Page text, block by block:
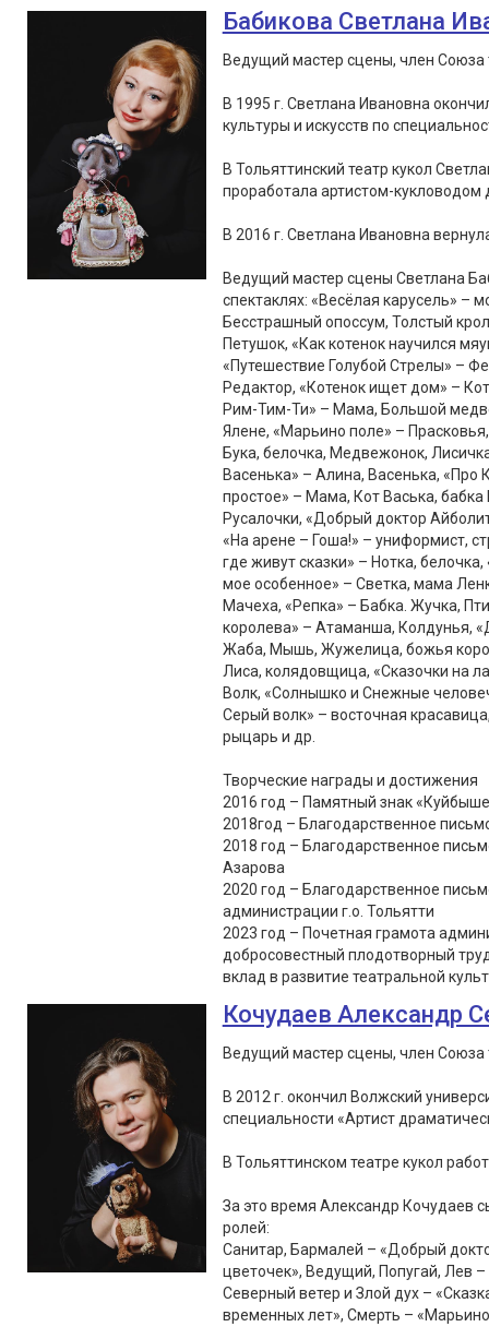
Бабикова Светлана
Ведущий мастер сцены, член Союза
В 1995 г. Светлана Ивановна
культуры и искусств по
В Тольяттинский театр кукол
проработала артистом-кукловодом
В 2016 г. Светлана Ивановна
Ведущий мастер сцены Светлана
спектаклях: «Весёлая карусель» –
Бесстрашный опоссум, Толстый
Петушок, «Как котенок научился
«Путешествие Голубой Стрелы» –
Редактор, «Котенок ищет дом» –
Рим-Тим-Ти» – Мама, Большой
Ялене, «Марьино поле» –
Бука, белочка, Медвежонок,
Васенька» – Алина, Васенька, «Про
простое» – Мама, Кот Васька,
Русалочки, «Добрый доктор
«На арене – Гоша!» – униформист,
где живут сказки» – Нотка,
мое особенное» – Светка, мама
Мачеха, «Репка» – Бабка. Жучка,
королева» – Атаманша, Колдунья,
Жаба, Мышь, Жужелица, божья
Лиса, колядовщица, «Сказочки на
Волк, «Солнышко и Снежные
Серый волк» – восточная
рыцарь и др.
Творческие награды и достижения
2016 год – Памятный знак
2018год – Благодарственное
2018 год – Благодарственное
Азарова
2020 год – Благодарственное
администрации г.о. Тольятти
2023 год – Почетная грамота
добросовестный плодотворный
вклад в развитие театральной
Кочудаев Александр
Ведущий мастер сцены, член Союза
В 2012 г. окончил Волжский
специальности «Артист
В Тольяттинском театре кукол
За это время Александр Кочудаев
ролей:
Санитар, Бармалей – «Добрый
цветочек», Ведущий, Попугай, Лев
Северный ветер и Злой дух –
временных лет», Смерть –